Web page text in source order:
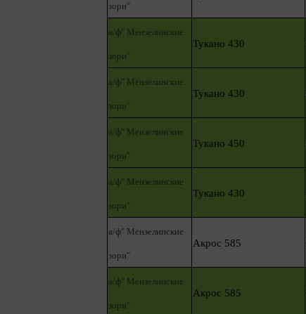
зори"
а/ф" Мензелинские
зори"
Тукано 430
а/ф" Мензелинские
зори"
Тукано 430
а/ф" Мензелинские
зори"
Тукано 450
а/ф" Мензелинские
зори"
Тукано 430
а/ф" Мензелинские
зори"
Акрос 585
а/ф" Мензелинские
зори"
Акрос 585